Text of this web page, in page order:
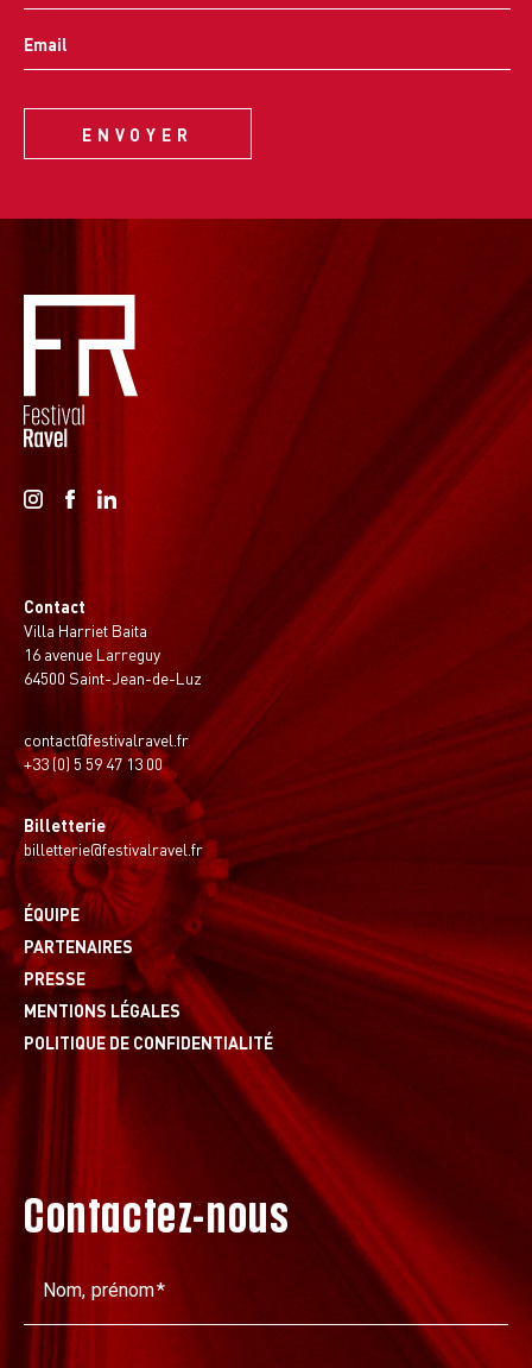
Contact
Villa Harriet Baita
16 avenue Larreguy
64500 Saint-Jean-de-Luz
contact@festivalravel.fr
+33 (0) 5 59 47 13 00
Billetterie
billetterie@festivalravel.fr
ÉQUIPE
PARTENAIRES
PRESSE
MENTIONS LÉGALES
POLITIQUE DE CONFIDENTIALITÉ
Contactez-nous
Nom, prénom